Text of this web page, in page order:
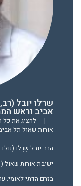
שרלו יובל
אביב וראש
|
להציג את כל
אורות שאול תל
ישיבת אורות שאול
בזרם הדתי לאומי.